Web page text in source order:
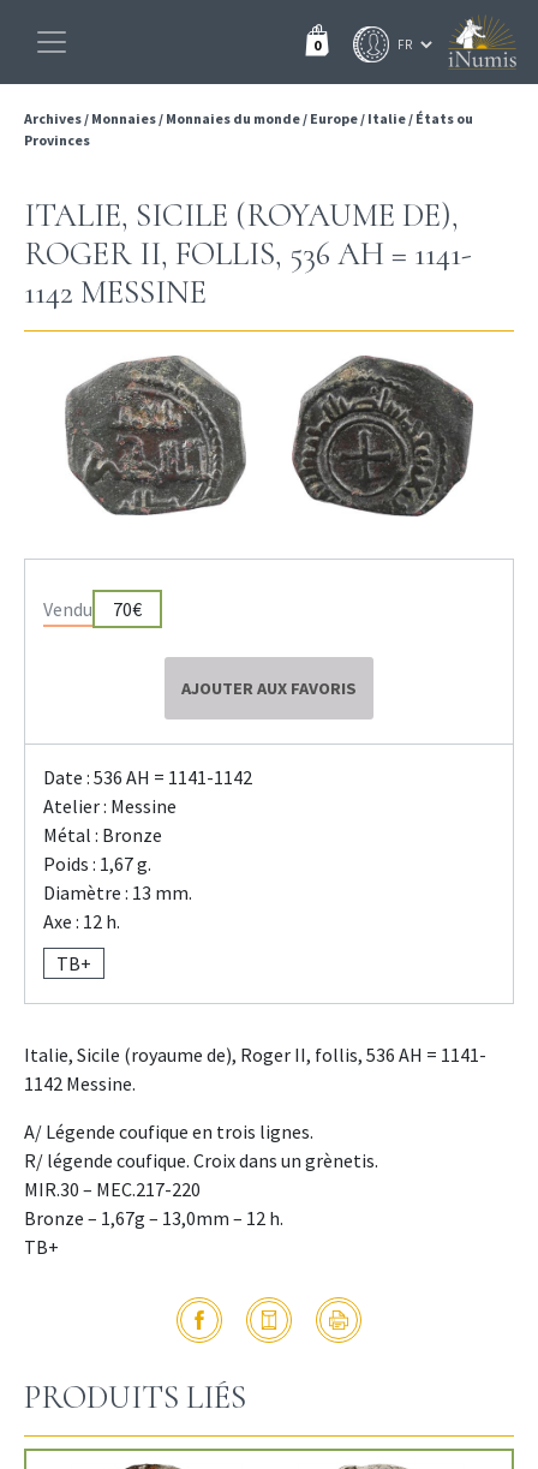
0
Archives/ Monnaies/ Monnaies du monde/ Europe/ Italie/ États ou
Provinces
ITALIE, SICILE (ROYAUME DE),
ROGER II, FOLLIS, 536 AH = 1141-
1142 MESSINE
Vendu 70€
AJOUTER AUX FAVORIS
Date : 536 AH = 1141-1142
Atelier : Messine
Métal : Bronze
Poids : 1,67 g.
Diamètre : 13 mm.
Axe : 12 h.
TB+
Italie, Sicile (royaume de), Roger II, follis, 536 AH = 1141-
1142 Messine.
A/ Légende coufique en trois lignes.
R/ légende coufique. Croix dans un grènetis.
MIR.30 – MEC.217-220
Bronze – 1,67g – 13,0mm – 12 h.
TB+
PRODUITS LIÉS